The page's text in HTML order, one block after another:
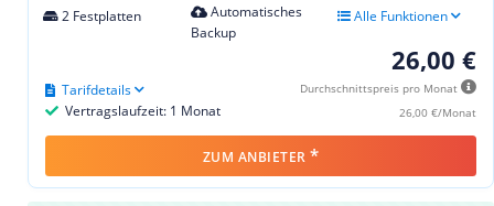
2 Festplatten
Automatisches
Backup
Alle Funktionen
26,00 €
Durchschnittspreis pro Monat
26,00 €/Monat
Vertragslaufzeit: 1 Monat
Tarifdetails
ZUM ANBIETER *